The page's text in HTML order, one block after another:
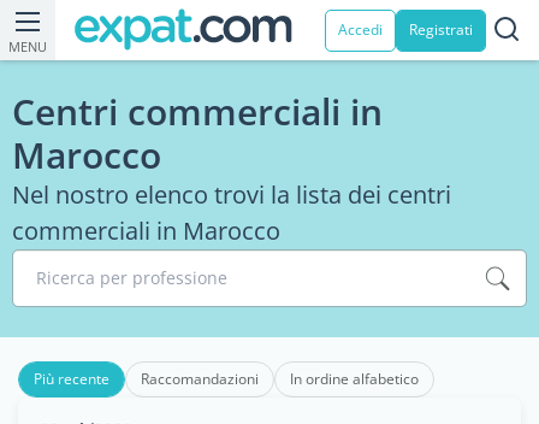
MENU
Accedi Registrati
Centri commerciali in
Marocco
Nel nostro elenco trovi la lista dei centri
commerciali in Marocco
Ricerca per professione
Più recente Raccomandazioni In ordine alfabetico